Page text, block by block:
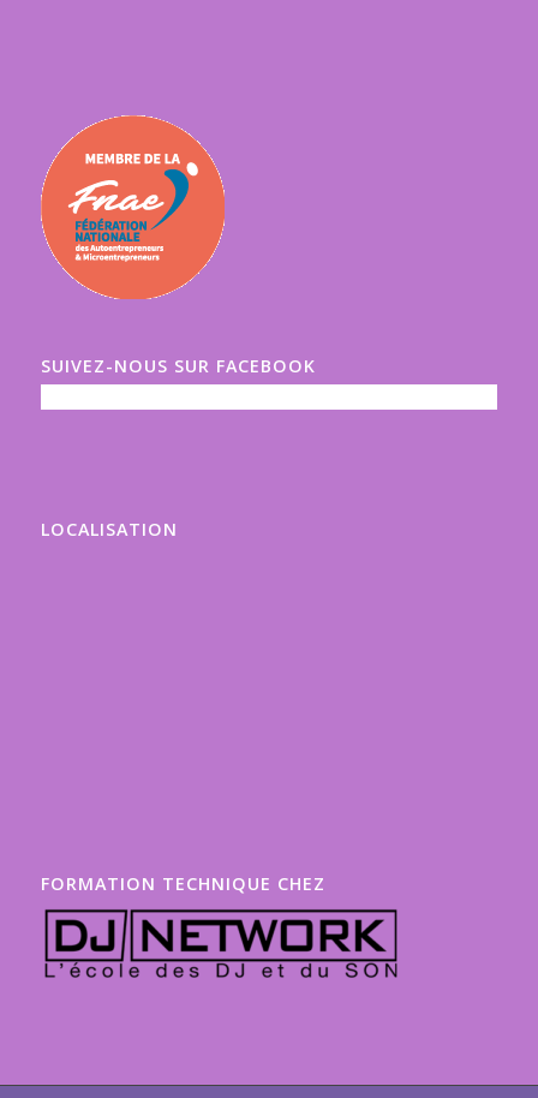
SUIVEZ-NOUS SUR FACEBOOK
LOCALISATION
FORMATION TECHNIQUE CHEZ